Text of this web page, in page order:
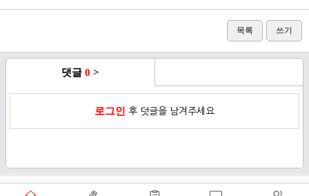
목록 쓰기
댓글 0 >
로그인 후 덧글을 남겨주세요
개인정보취급방침 로그인